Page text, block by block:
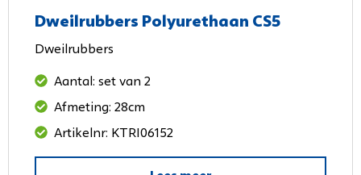
Dweilrubbers Polyurethaan CS5
Dweilrubbers
Aantal: set van 2
Afmeting: 28cm
Artikelnr: KTRI06152